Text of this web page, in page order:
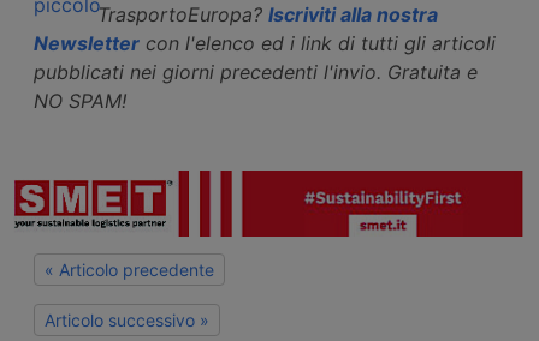
TrasportoEuropa? Iscriviti alla nostra
Newsletter con l'elenco ed i link di tutti gli articoli
pubblicati nei giorni precedenti l'invio. Gratuita e
NO SPAM!
« Articolo precedente
Articolo successivo »